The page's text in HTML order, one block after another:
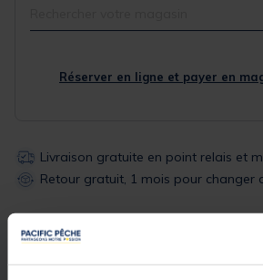
Réserver en ligne et payer en
Livraison gratuite en point relais et
Retour gratuit, 1 mois pour changer